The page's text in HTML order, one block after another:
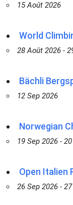
15 Août 2026
World
28 Août 2026 -
Bächli
12 Sep 2026
Norwegian
19 Sep 2026 -
Open Italien
26 Sep 2026 -